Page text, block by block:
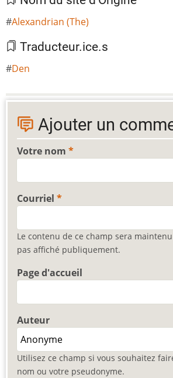
Alexandrian (The)
Traducteur.ice.s
Den
Ajouter un
Votre nom
Courriel
Le contenu de ce champ sera
pas affiché publiquement.
Page d'accueil
Auteur
Utilisez ce champ si vous souhaitez
nom ou votre pseudonyme.